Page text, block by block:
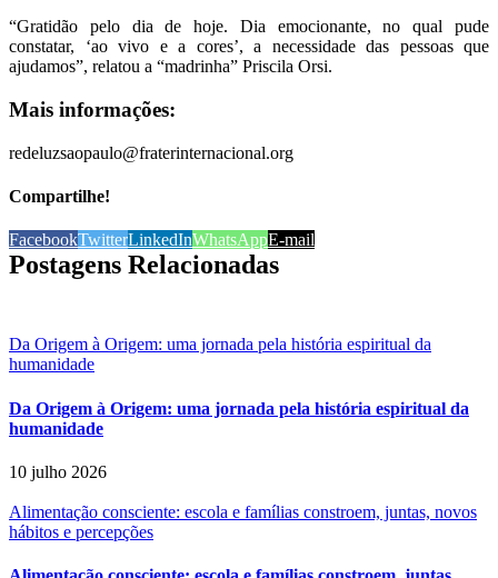
“Gratidão pelo dia de hoje. Dia emocionante, no qual pude
constatar, ‘ao vivo e a cores’, a necessidade das pessoas que
ajudamos”, relatou a “madrinha” Priscila Orsi.
Mais informações:
redeluzsaopaulo@fraterinternacional.org
Compartilhe!
FacebookTwitterLinkedInWhatsAppE-mail
Postagens Relacionadas
Da Origem à Origem: uma jornada pela história espiritual da
humanidade
Da Origem à Origem: uma jornada pela história espiritual da
humanidade
10 julho 2026
Alimentação consciente: escola e famílias constroem, juntas, novos
hábitos e percepções